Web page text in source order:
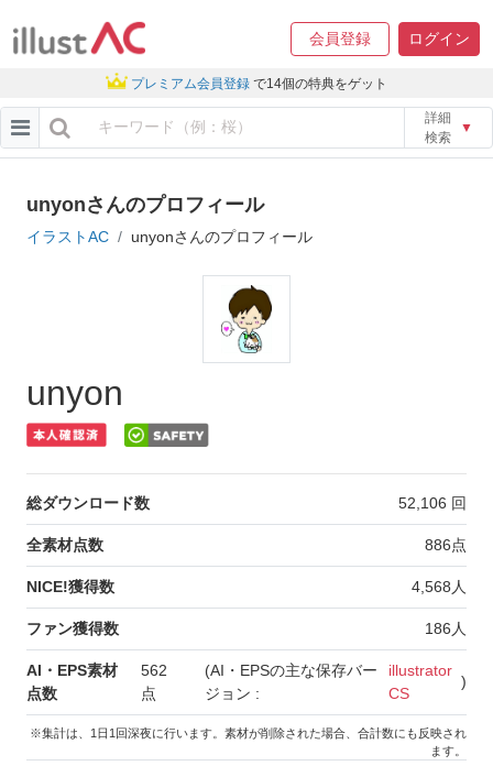
会員登録 ログイン
プレミアム会員登録 で14個の特典をゲット
詳細
検索
▼
unyonさんのプロフィール
イラストAC unyonさんのプロフィール
unyon
総ダウンロード数 52,106 回
全素材点数 886点
NICE!獲得数 4,568 人
ファン獲得数 186 人
AI・EPS素材
点数
562
点
(AI・EPSの主な保存バー
ジョン :
illustrator
CS
)
※集計は、1日1回深夜に行います。素材が削除された場合、合計数にも反映され
ます。